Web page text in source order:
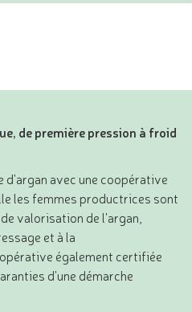
de première pression à froid
avec une coopérative
les femmes productrices sont
valorisation de l'argan,
et à la
également certifiée
d'une démarche